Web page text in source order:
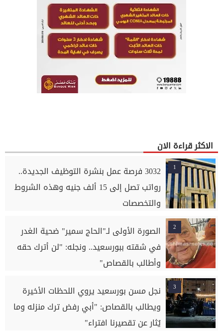
الاكثر قراءة الان
1
3032 فرصة عمل بنشرة التوظيف الجديدة..
رواتب تصل إلى 15 ألف جنيه وهذه الشروط
والتخصصات
2
الصورة الأولى لـ"الحاج سمير" ضحية الغدر
في شقته ببورسعيد.. ونجله: "لن أترك حقه
وأطالب بالقصاص"
3
نجل مسن بورسعيد يروي اللحظات الأخيرة
ويطالب بالقصاص: "أبي رفض ترك منزله وما
يُثار عن تقصيرنا افتراء"